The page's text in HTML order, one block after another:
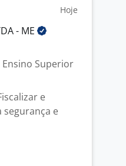
Hoje
- ME
Ensino Superior
e
e